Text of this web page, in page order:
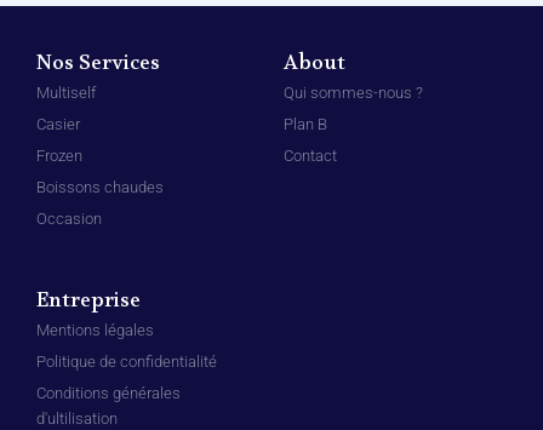
Nos Services
Multiself
Casier
Frozen
Boissons chaudes
Occasion
About
Qui sommes-nous ?
Plan B
Contact
Entreprise
Mentions légales
Politique de confidentialité
Conditions générales
d'ultilisation